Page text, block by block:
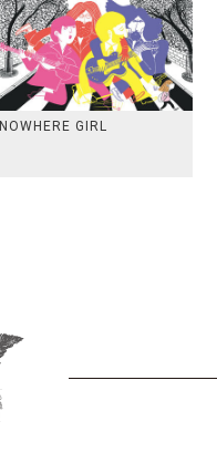
NOWHERE GIRL